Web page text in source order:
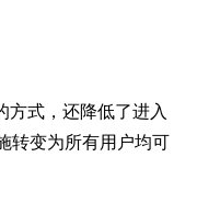
方式，还降低了进入
转变为所有用户均可